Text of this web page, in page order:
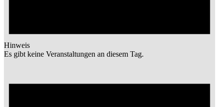
Hinweis
Es gibt keine Veranstaltungen an diesem Tag.